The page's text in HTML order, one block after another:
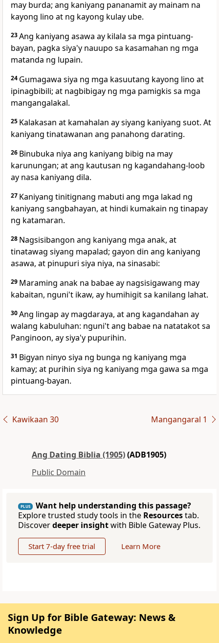
may burda; ang kaniyang pananamit ay mainam na
kayong lino at ng kayong kulay ube.
23Ang kaniyang asawa ay kilala sa mga pintuang-
bayan, pagka siya'y nauupo sa kasamahan ng mga
matanda ng lupain.
24 Gumagawa siya ng mga kasuutang kayong lino at
ipinagbibili; at nagbibigay ng mga pamigkis sa mga
mangangalakal.
25 Kalakasan at kamahalan ay siyang kaniyang suot. At
kaniyang tinatawanan ang panahong darating.
26 Binubuka niya ang kaniyang bibig na may
karunungan; at ang kautusan ng kagandahang-loob
ay nasa kaniyang dila.
27 Kaniyang tinitignang mabuti ang mga lakad ng
kaniyang sangbahayan, at hindi kumakain ng tinapay
ng katamaran.
28 Nagsisibangon ang kaniyang mga anak, at
tinatawag siyang mapalad; gayon din ang kaniyang
asawa, at pinupuri siya niya, na sinasabi:
29 Maraming anak na babae ay nagsisigawang may
kabaitan, nguni't ikaw, ay humihigit sa kanilang lahat.
30Ang lingap ay magdaraya, at ang kagandahan ay
walang kabuluhan: nguni't ang babae na natatakot sa
Panginoon, ay siya'y pupurihin.
31 Bigyan ninyo siya ng bunga ng kaniyang mga
kamay; at purihin siya ng kaniyang mga gawa sa mga
pintuang-bayan.
Kawikaan 30 Mangangaral 1
Ang Dating Biblia (1905)(ADB1905)
Public Domain
PLUS
Want help understanding this passage?
Explore trusted study tools in the Resourcestab.
Discoverdeeper insightwith Bible Gateway Plus.
Start 7-day free trial Learn More
Sign Up for Bible Gateway: News &
Knowledge